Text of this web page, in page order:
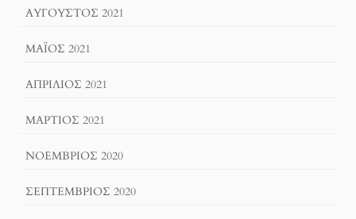
ΑΎΓΟΥΣΤΟΣ 2021
ΜΆΙΟΣ 2021
ΑΠΡΊΛΙΟΣ 2021
ΜΆΡΤΙΟΣ 2021
ΝΟΈΜΒΡΙΟΣ 2020
ΣΕΠΤΈΜΒΡΙΟΣ 2020